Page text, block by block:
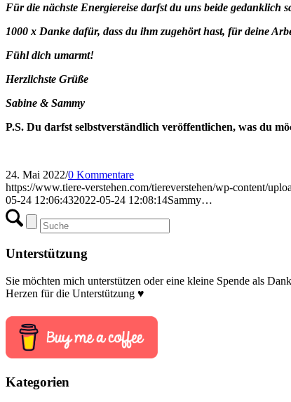
Für die nächste Energiereise darfst du uns beide gedanklich
1000 x Danke dafür, dass du ihm zugehört hast, für deine
Fühl dich umarmt!
Herzlichste Grüße
Sabine & Sammy
P.S. Du darfst selbstverständlich veröffentlichen, was du
24. Mai 2022/0 Kommentare
https://www.tiere-verstehen.com/tiereverstehen/wp-content/
05-24 12:06:432022-05-24 12:08:14Sammy…
Unterstützung
Sie möchten mich unterstützen oder eine kleine Spende als
Herzen für die Unterstützung ♥
Kategorien